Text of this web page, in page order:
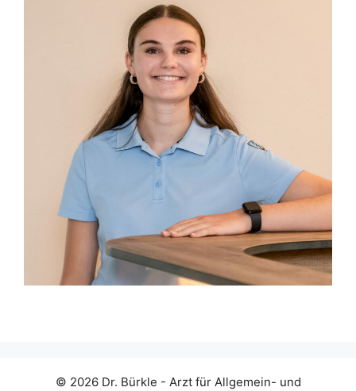
© 2026 Dr. Bürkle - Arzt für Allgemein- und